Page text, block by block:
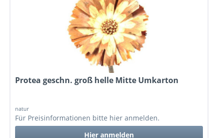
Protea geschn. groß helle Mitte Umkarton
natur
Für Preisinformationen bitte hier anmelden.
Hier anmelden